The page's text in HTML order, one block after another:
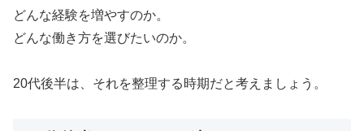
どんな経験を増やすのか。
どんな働き方を選びたいのか。
20代後半は、それを整理する時期だと考えましょう。